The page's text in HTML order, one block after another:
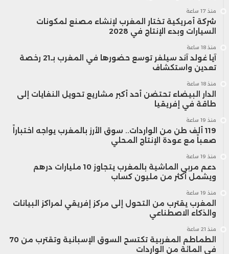
منذ 17 ساعة
شركة أمريكية تختار المغرب لإنشاء مصنع لمكونات
السيارات وبدء الإنتاج في 2028
منذ 18 ساعة
آيا غولد آند سيلفر توسع حضورها في المغرب بـ21 رخصة
تعدين واستكشاف
منذ 18 ساعة
الدار البيضاء تحتضن أحد أكبر مشاريع تحويل النفايات إلى
طاقة في إفريقيا
منذ 19 ساعة
119 ألف طن من الواردات.. سوق الأرز بالمغرب يواجه اختباراً
صعباً مع عودة الإنتاج المحلي
منذ 19 ساعة
دعم مربي الماشية بالمغرب يتجاوز 10 مليارات درهم
ويشمل أكثر من مليون كساب
منذ 19 ساعة
المغرب يقترب من التحول إلى مركز إفريقي لمراكز البيانات
والذكاء الاصطناعي
منذ 21 ساعة
الطماطم المغربية تكتسح السوق الإسبانية وتقترب من 70
في المائة من الواردات